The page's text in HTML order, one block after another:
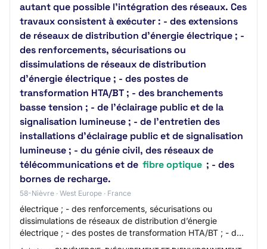
autant que possible l’intégration des réseaux. Ces
travaux consistent à exécuter : - des extensions
de réseaux de distribution d’énergie électrique ; -
des renforcements, sécurisations ou
dissimulations de réseaux de distribution
d’énergie électrique ; - des postes de
transformation HTA/BT ; - des branchements
basse tension ; - de l’éclairage public et de la
signalisation lumineuse ; - de l’entretien des
installations d’éclairage public et de signalisation
lumineuse ; - du génie civil, des réseaux de
télécommunications et de fibre optique ; - des
bornes de recharge.
58-Nièvre · West Europe · France
électrique ; - des renforcements, sécurisations ou
dissimulations de réseaux de distribution d’énergie
électrique ; - des postes de transformation HTA/BT ; - des
branchements basse tension ; - de l’é…